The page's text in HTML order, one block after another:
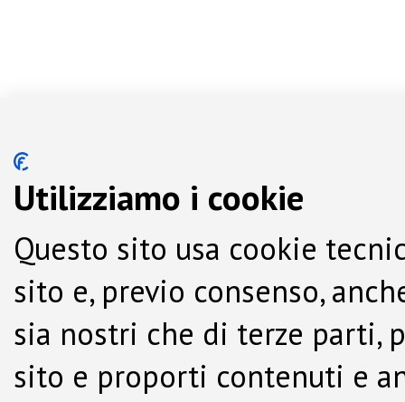
Utilizziamo i cookie
Questo sito usa cookie
sito e, previo consenso,
sia nostri che di terze parti,
sito e proporti contenuti e